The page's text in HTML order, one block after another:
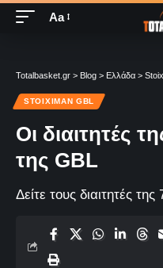
Aa
Totalbasket.gr > Blog > Ελλάδα >
STOIXIMAN GBL
Οι διαιτητές
της GBL
Δείτε τους διαιτητές